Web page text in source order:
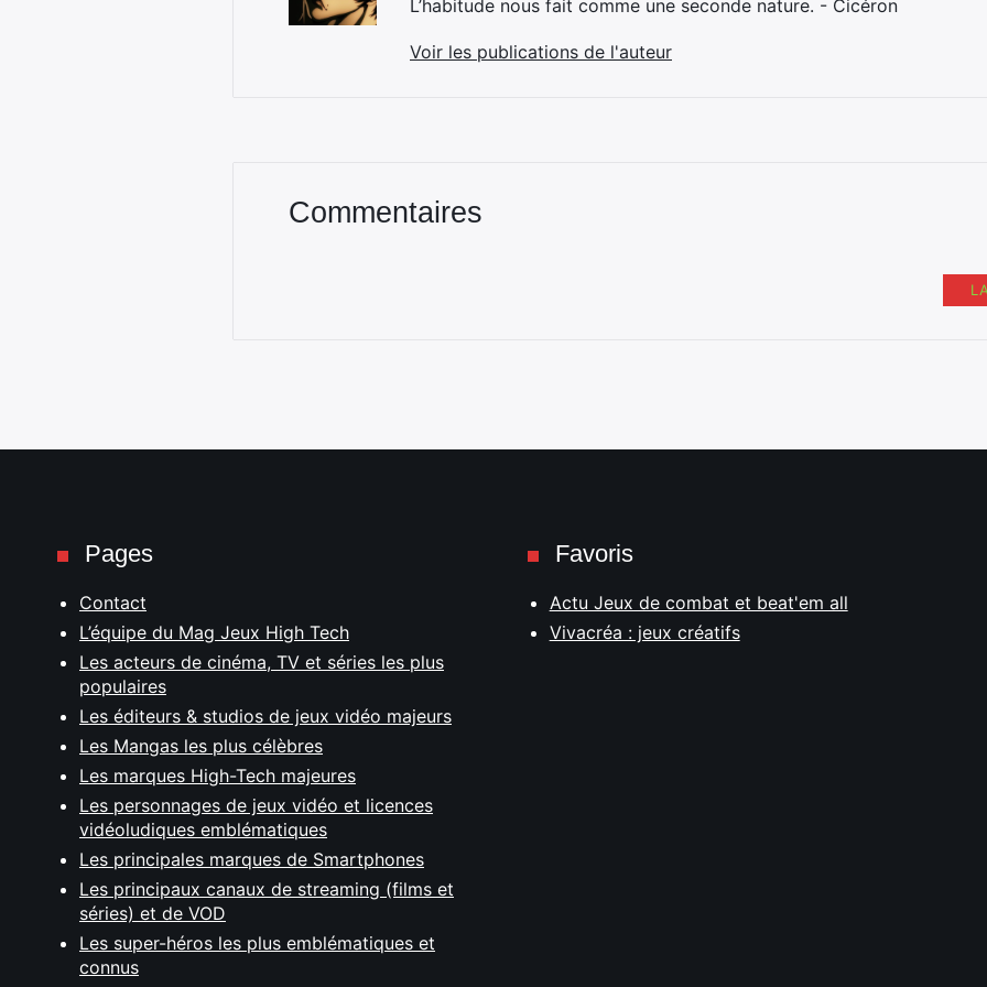
L’habitude nous fait comme une seconde nature. - Cicéron
Voir les publications de l'auteur
Commentaires
Pages
Contact
L’équipe du Mag Jeux High Tech
Les acteurs de cinéma, TV et séries les plus
populaires
Les éditeurs & studios de jeux vidéo majeurs
Les Mangas les plus célèbres
Les marques High-Tech majeures
Les personnages de jeux vidéo et licences
vidéoludiques emblématiques
Les principales marques de Smartphones
Les principaux canaux de streaming (films et
séries) et de VOD
Les super-héros les plus emblématiques et
connus
Favoris
Actu Jeux de combat et beat'em all
Vivacréa : jeux créatifs